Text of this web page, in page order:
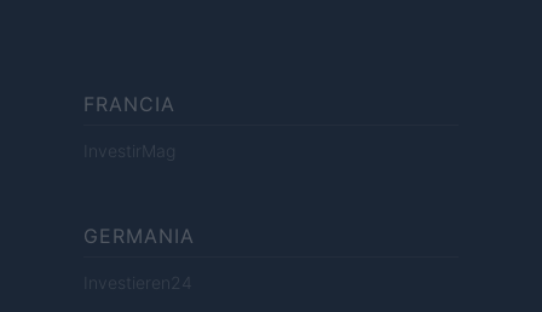
FRANCIA
InvestirMag
GERMANIA
Investieren24